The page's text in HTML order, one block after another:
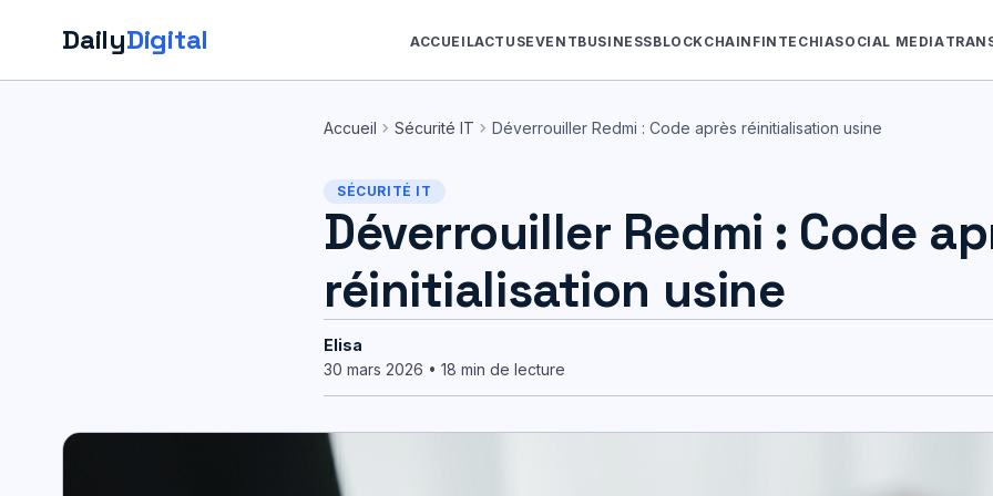
DailyDigital ACCUEILACTUSEVENTBUSINESSBLOCKCHAIN FINTECHIASOCIAL MEDIA
Accueil chevron_right Sécurité IT chevron_right Déverrouiller Redmi : Code après réinitialisation usine
SÉCURITÉ IT
Déverrouiller Redmi : Code
réinitialisation usine
Elisa
30 mars 2026 • 18 min de lecture